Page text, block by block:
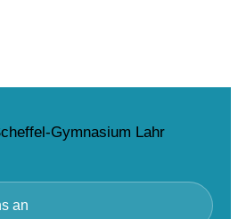
an